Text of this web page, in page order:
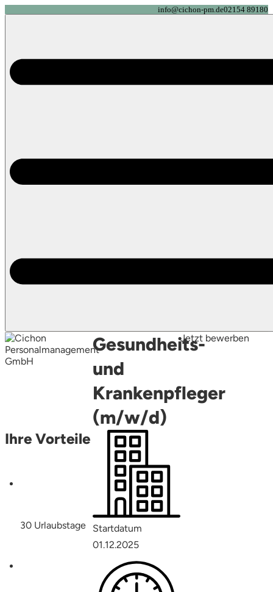
info@cichon-pm.de02154 89180
Gesundheits-
und
Krankenpfleger
(m/w/d)
Jetzt bewerben
Ihre Vorteile
30 Urlaubstage
Startdatum
01.12.2025